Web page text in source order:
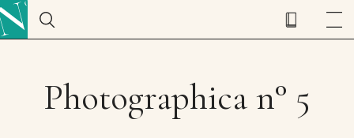
Photographica n° 5